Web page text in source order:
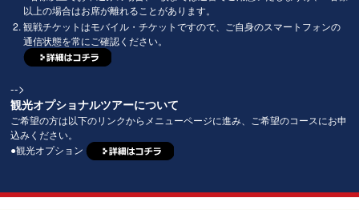
以上の場合はお席が離れることがあります。
観戦チケットはモバイル・チケットですので、ご自身のスマートフォンの
通信状態を常にご確認ください。
-->
観光オプショナルツアーについて
ご希望の方は以下のリンクからメニューページに進み、ご希望のコースにお申
込みください。
●観光オプション